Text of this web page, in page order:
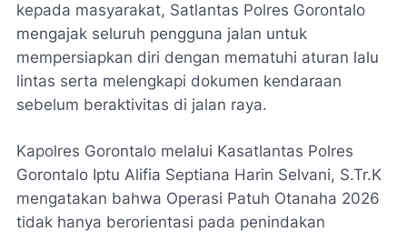
kepada masyarakat, Satlantas Polres Gorontalo
mengajak seluruh pengguna jalan untuk
mempersiapkan diri dengan mematuhi aturan lalu
lintas serta melengkapi dokumen kendaraan
sebelum beraktivitas di jalan raya.
Kapolres Gorontalo melalui Kasatlantas Polres
Gorontalo Iptu Alifia Septiana Harin Selvani, S.Tr.K
mengatakan bahwa Operasi Patuh Otanaha 2026
tidak hanya berorientasi pada penindakan